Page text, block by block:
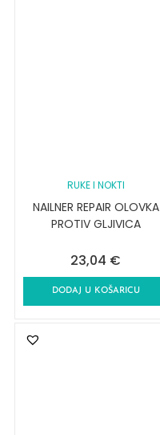
RUKE I NOKTI
NAILNER REPAIR OLOVKA
PROTIV GLJIVICA
23,04 €
DODAJ U KOŠARICU